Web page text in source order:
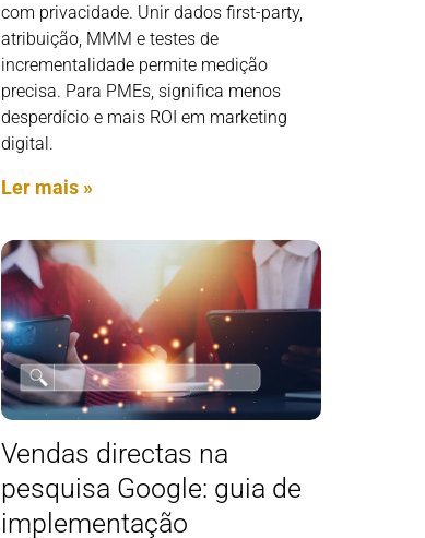
com privacidade. Unir dados first-party,
atribuição, MMM e testes de
incrementalidade permite medição
precisa. Para PMEs, significa menos
desperdício e mais ROI em marketing
digital.
Ler mais »
Vendas directas na
pesquisa Google: guia de
implementação